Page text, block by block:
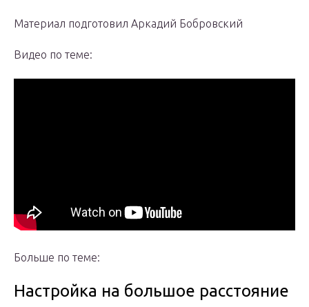
Материал подготовил Аркадий Бобровский
Видео по теме:
Больше по теме:
Настройка на большое расстояние